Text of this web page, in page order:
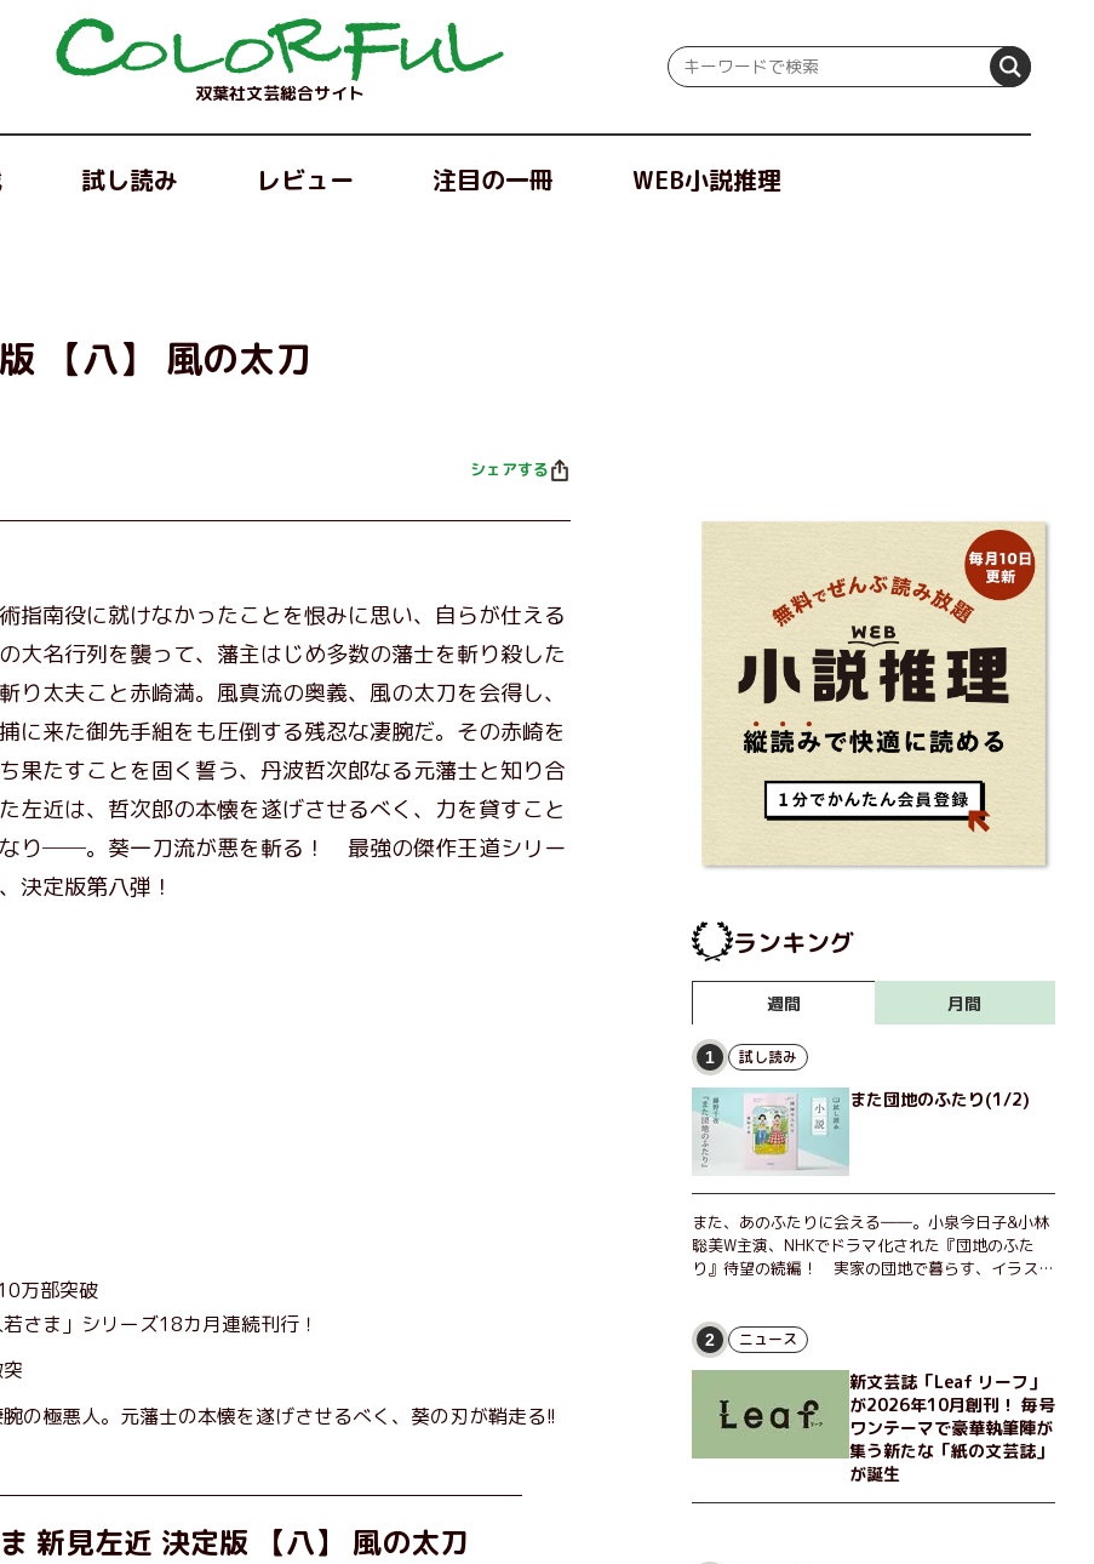
双葉社文芸総合サイト
試し読み レビュー 注目の一冊 WEB小説推理
【八】 風の太刀
シェアする
指南役に就けなかったことを恨みに思い、自らが仕える
大名行列を襲って、藩主はじめ多数の藩士を斬り殺した
り太夫こと赤崎満。風真流の奥義、風の太刀を会得し、
に来た御先手組をも圧倒する残忍な凄腕だ。その赤崎を
果たすことを固く誓う、丹波哲次郎なる元藩士と知り合
左近は、哲次郎の本懐を遂げさせるべく、力を貸すこと
り──。葵一刀流が悪を斬る！ 最強の傑作王道シリー
決定版第八弾！
万部突破
若さま」シリーズ18カ月連続刊行！
の極悪人。元藩士の本懐を遂げさせるべく、葵の刃が鞘走る!!
新見左近 決定版 【八】 風の太刀
ランキング
週間 月間
1 試し読み
また団地のふたり(1/2)
また、あのふたりに会える――。小泉今日子&小林
聡美W主演、NHKでドラマ化された『団地のふた
り』待望の続編！ 実家の団地で暮らす、イラスト
ょっとした贅沢を楽しんだり、近所のおばちゃんの
恋バナを聞いてあげたり、部屋でふたりだけの「台
湾映画祭」を催したり。50代独身、幼なじみの変
わらぬ友情とささやかな幸せの日々を描く。
2 ニュース
新文芸誌「Leaf リーフ」
が2026年10月創刊！ 毎号
ワンテーマで豪華執筆陣が
集う新たな「紙の文芸誌」
が誕生